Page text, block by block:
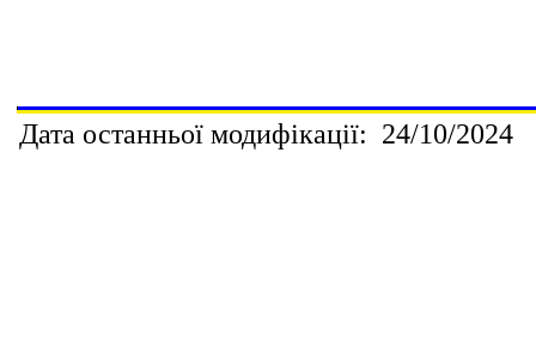
Дата останньої модифікації: 24/10/2024